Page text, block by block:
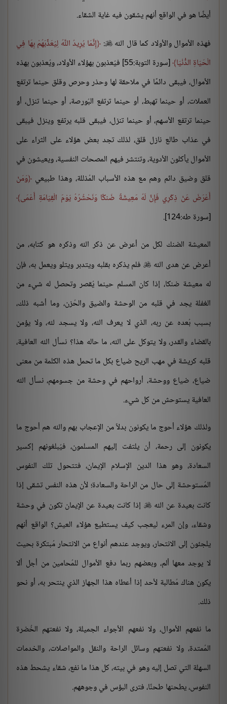
أيضًا هو في الواقع أنهم يشقون فيه غاية الشقاء.
فهذه الأموال والأولاد كما قال الله
: إِنَّمَا يُرِيدُ اللَّهُ لِيُعَذِّبَهُمْ بِهَا فِي
الْحَيَاةِ الدُّنْيَا
[سورة التوبة:55] فيُعذبون بهؤلاء الأولاد، ويُعذبون بهذه
الأموال، فيبقى دائمًا في ملاحقة لها وحذر وحرص وقلق حينما ترتفع
العملات، أو حينما تهبط، أو حينما ترتفع البُورصة، أو حينما تنزل، أو
حينما ترتفع الأسهم، أو حينما تنزل، فيبقى قلبه يرتفع وينزل فيبقى
في عذاب طالع نازل قلق، لذلك تجد بعض هؤلاء على الثراء على
الأموال يأكلون الأدوية، وتنتشر فيهم المصحات النفسية، ويعيشون في
قلق وضيق دائم وهم مع هذه الأسباب المُذللة، وهذا طبيعي وَمَنْ
أَعْرَضَ عَنْ ذِكْرِي فَإِنَّ لَهُ مَعِيشَةً ضَنكًا وَنَحْشُرُهُ يَوْمَ الْقِيَامَةِ أَعْمَى
[سورة طه:124].
المعيشة الضنك لكل من أعرض عن ذكر الله وذكره هو كتابه، من
أعرض عن هدى الله فلم يذكره بقلبه ويتدبر ويتلو ويعمل به، فإن
له معيشة ضنكا، إذا كان المسلم حينما يُقصر وتحصل له شيء من
الغفلة يجد في قلبه من الوحشة والضيق والحُزن، وما أشبه ذلك،
بسبب بُعده عن ربه، الذي لا يعرف الله، ولا يسجد لله، ولا يؤمن
بالقضاء والقدر، ولا يتوكل على الله، ما حاله هذا؟ نسأل الله العافية،
قلبه كريشة في مهب الريح ضياع بكل ما تحمل هذه الكلمة من معنى
ضياع، ضياع ووحشة، أرواحهم في وحشة من جسومهم، نسأل الله
العافية يستوحش من كل شيء.
ولذلك هؤلاء أحوج ما يكونون بدلاً من الإعجاب بهم والله هم أحوج ما
يكونون إلى رحمة، أن يلتفت إليهم المسلمون، فيُبلغونهم إكسير
السعادة، وهو هذا الدين الإسلام الإيمان، فتتحول تلك النفوس
المُستوحشة إلى حال من الراحة والسعادة؛ لأن هذه النفس تشقى إذا
كانت بعيدة عن الله إذا كانت بعيدة عن الإيمان تكون في وحشة
وشقاء، وإن المرء ليعجب كيف يستطيع هؤلاء العيش؟ الواقع أنهم
يلجئون إلى الانتحار، ويوجد عندهم أنواع من الانتحار مُبتكرة بحيث
لا يوجد معها ألم، وبعضهم ربما دفع الأموال للمُحامين من أجل ألا
يكون هناك مُطالبة لأحد إذا أعطاه هذا الجهاز الذي ينتحر به، أو نحو
ذلك.
ما نفعهم الأموال، ولا نفعهم الأجواء الجميلة، ولا نفعتهم الخُضرة
المُمتدة، ولا نفعتهم وسائل الراحة والنقل والمواصلات، والخدمات
السهلة التي تصل إليه وهو في بيته، كل هذا ما نفع، شقاء يشحط هذه
النفوس، يطحنها طحنًا، فترى البؤس في وجوههم.